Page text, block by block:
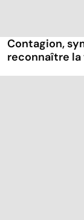
Contagion,
reconnaître la